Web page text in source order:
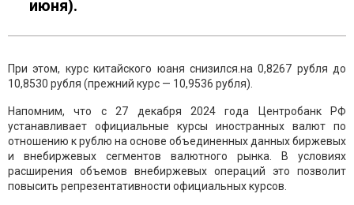
июня).
При этом, курс китайского юаня снизился.на 0,8267 рубля до
10,8530 рубля (прежний курс — 10,9536 рубля).
Напомним, что с 27 декабря 2024 года Центробанк РФ
устанавливает официальные курсы иностранных валют по
отношению к рублю на основе объединенных данных биржевых
и внебиржевых сегментов валютного рынка. В условиях
расширения объемов внебиржевых операций это позволит
повысить репрезентативности официальных курсов.